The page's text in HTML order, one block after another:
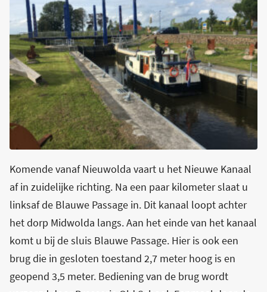
Komende vanaf Nieuwolda vaart u het Nieuwe Kanaal
af in zuidelijke richting. Na een paar kilometer slaat u
linksaf de Blauwe Passage in. Dit kanaal loopt achter
het dorp Midwolda langs. Aan het einde van het kanaal
komt u bij de sluis Blauwe Passage. Hier is ook een
brug die in gesloten toestand 2,7 meter hoog is en
geopend 3,5 meter. Bediening van de brug wordt